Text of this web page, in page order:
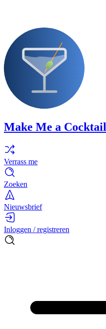
Make Me a Cocktail
Verrass me
Zoeken
Nieuwsbrief
Inloggen / registreren